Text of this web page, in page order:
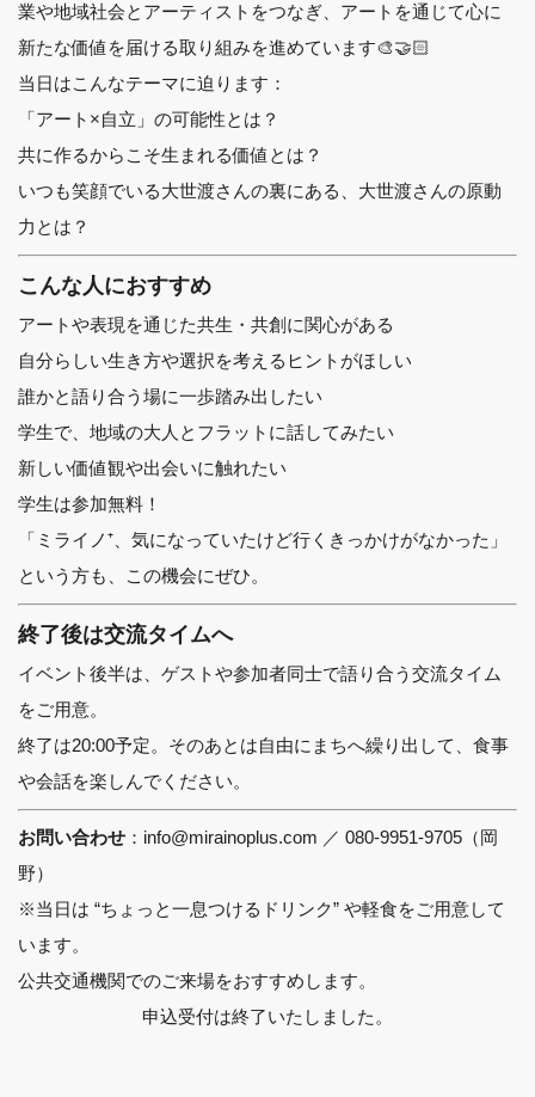
業や地域社会とアーティストをつなぎ、アートを通じて心に
新たな価値を届ける取り組みを進めています🎨🤝🏻
当日はこんなテーマに迫ります：
「アート×自立」の可能性とは？
共に作るからこそ生まれる価値とは？
いつも笑顔でいる大世渡さんの裏にある、大世渡さんの原動
力とは？
こんな人におすすめ
アートや表現を通じた共生・共創に関心がある
自分らしい生き方や選択を考えるヒントがほしい
誰かと語り合う場に一歩踏み出したい
学生で、地域の大人とフラットに話してみたい
新しい価値観や出会いに触れたい
学生は参加無料！
「ミライノ⁺、気になっていたけど行くきっかけがなかった」
という方も、この機会にぜひ。
終了後は交流タイムへ
イベント後半は、ゲストや参加者同士で語り合う交流タイム
をご用意。
終了は20:00予定。そのあとは自由にまちへ繰り出して、食事
や会話を楽しんでください。
お問い合わせ ：info@mirainoplus.com ／ 080-9951-9705（岡
野）
※当日は “ちょっと一息つけるドリンク” や軽食をご用意して
います。
公共交通機関でのご来場をおすすめします。
申込受付は終了いたしました。